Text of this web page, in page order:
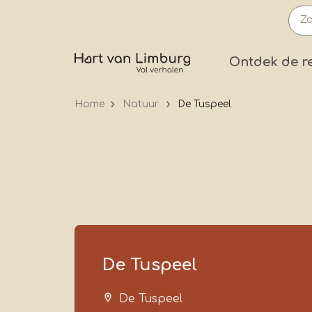
Ontdek de
Home Natuur De Tuspeel
De Tuspeel
De Tuspeel